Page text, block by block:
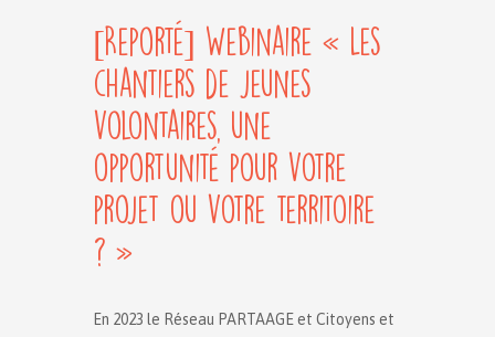
[Reporté] Webinaire « Les
chantiers de jeunes
volontaires, une
opportunité pour votre
projet ou votre territoire
? »
En 2023 le Réseau PARTAAGE et Citoyens et